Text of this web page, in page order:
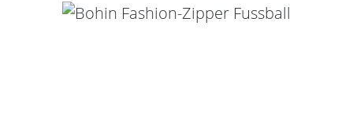
Bildergalerie überspringen